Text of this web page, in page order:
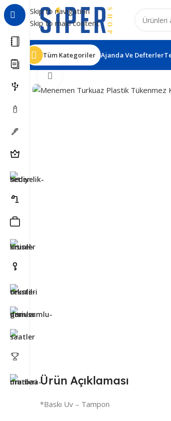
Skip to navigation
Skip to main content
Tüm Kategoriler Ajanda Ve Defterler
Ana Sayfa Kalemler
Ürün Açıklaması
*Baskı Uv – Tampon